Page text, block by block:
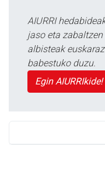
AIURRI
jaso eta
albisteak
babestuko duzu.
Egin AIURRIkide!